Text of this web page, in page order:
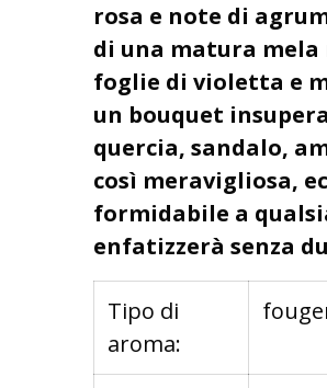
rosa e note di
di una matura
foglie di violetta e
un bouquet
quercia, sandalo,
così meravigliosa,
formidabile a
enfatizzerà senza
Tipo di
aroma: